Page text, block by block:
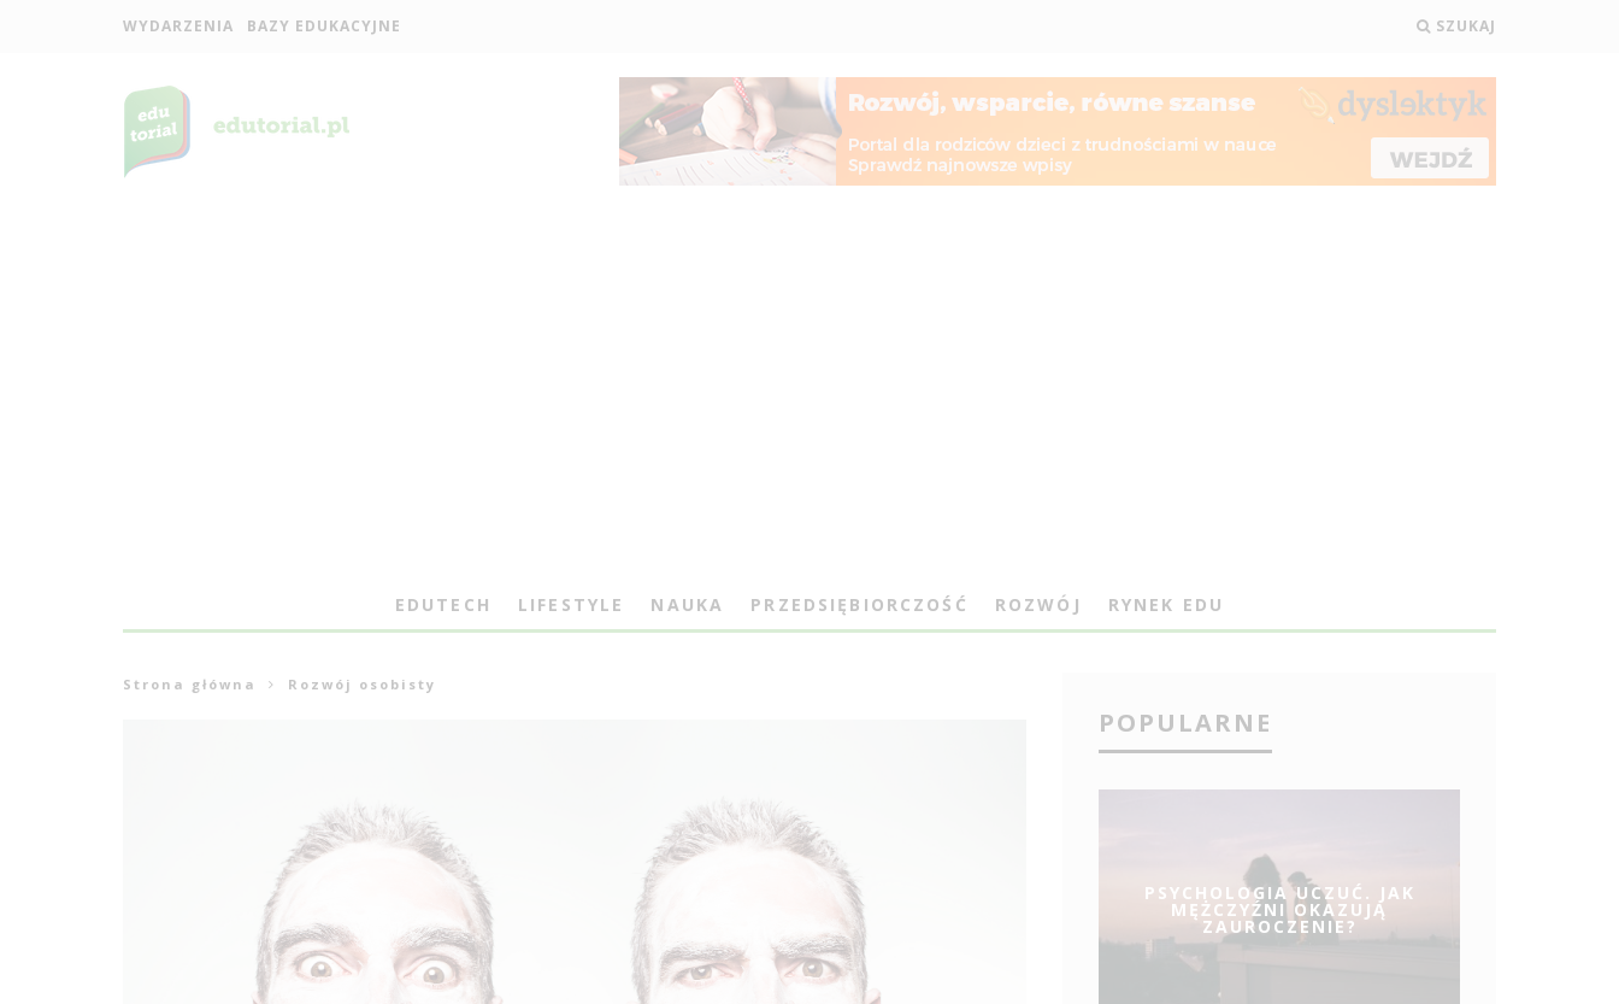
WYDARZENIA BAZY EDUKACYJNE SZUKAJ
EDUTECH LIFESTYLE NAUKA PRZEDSIĘBIORCZOŚĆ ROZWÓJ RYNEK EDU
Strona główna Rozwój osobisty
POPULARNE
PSYCHOLOGIA UCZUĆ. JAK
MĘŻCZYŹNI OKAZUJĄ
ZAUROCZENIE?